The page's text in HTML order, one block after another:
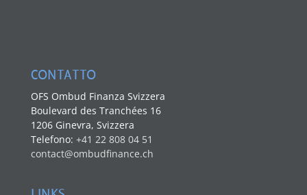
CONTATTO
OFS Ombud Finanza Svizzera
Boulevard des Tranchées 16
1206 Ginevra, Svizzera
Telefono: +41 22 808 04 51
contact@ombudfinance.ch